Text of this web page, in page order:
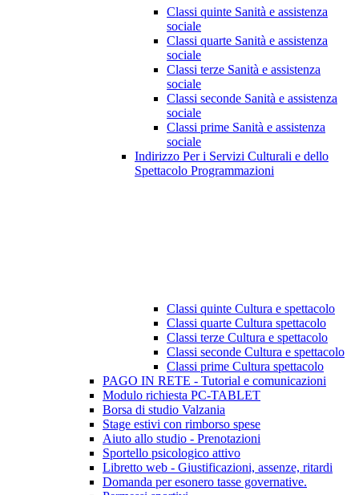
Classi quinte Sanità e assistenza
sociale
Classi quarte Sanità e assistenza
sociale
Classi terze Sanità e assistenza
sociale
Classi seconde Sanità e assistenza
sociale
Classi prime Sanità e assistenza
sociale
Indirizzo Per i Servizi Culturali e dello
Spettacolo Programmazioni
Classi quinte Cultura e spettacolo
Classi quarte Cultura spettacolo
Classi terze Cultura e spettacolo
Classi seconde Cultura e spettacolo
Classi prime Cultura spettacolo
PAGO IN RETE - Tutorial e comunicazioni
Modulo richiesta PC-TABLET
Borsa di studio Valzania
Stage estivi con rimborso spese
Aiuto allo studio - Prenotazioni
Sportello psicologico attivo
Libretto web - Giustificazioni, assenze, ritardi
Domanda per esonero tasse governative.